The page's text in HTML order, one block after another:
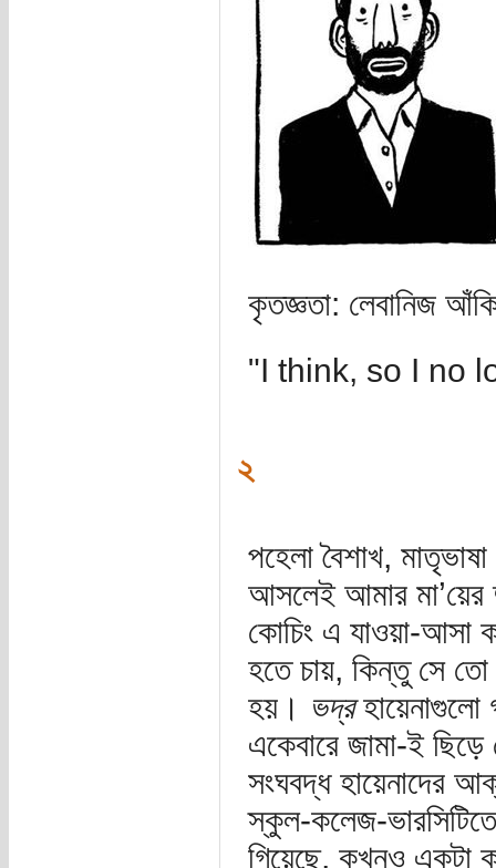
কৃতজ্ঞতা: লেবানিজ
"I think, so I no
২
পহেলা বৈশাখ,
আসলেই আমার মা’য়ের
কোচিং এ যাওয়া-আসা
হতে চায়, কিন্তু সে তো
হয়। ভদ্রহায়েনাগুলো
একেবারে জামা-ই
সংঘবদ্ধ হায়েনাদের
স্কুল-কলেজ-
গিয়েছে, কখনও একটা